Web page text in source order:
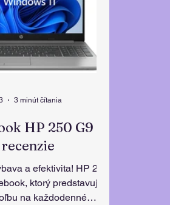
HP 250 G9
a efektivita! HP 250
ktorý predstavuje
na každodenné
3 minút čítania